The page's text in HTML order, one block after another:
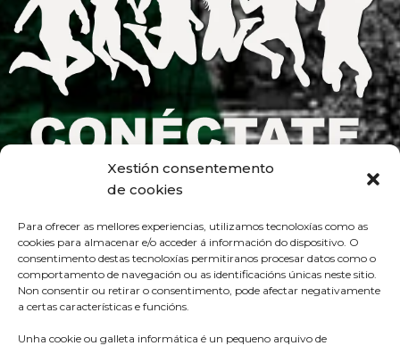
Xestión consentemento
de cookies
Para ofrecer as mellores experiencias, utilizamos tecnoloxías como as
cookies para almacenar e/o acceder á información do dispositivo. O
consentimento destas tecnoloxías permitiranos procesar datos como o
comportamento de navegación ou as identificacións únicas neste sitio.
Non consentir ou retirar o consentimento, pode afectar negativamente
a certas características e funcións.
Unha cookie ou galleta informática é un pequeno arquivo de